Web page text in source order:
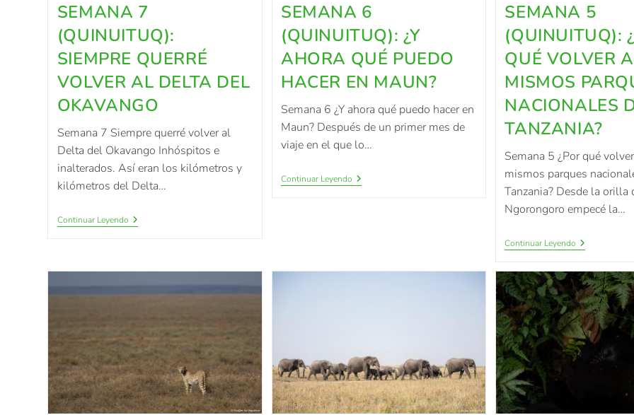
SEMANA 7
(QUINUITUQ):
SIEMPRE QUERRÉ
VOLVER AL DELTA DEL
OKAVANGO
Semana 7 Siempre querré volver al
Delta del Okavango Inhóspitos e
inalterados. Así eran los kilómetros y
kilómetros del Delta…
Continuar Leyendo
SEMANA 6
(QUINUITUQ): ¿Y
AHORA QUÉ PUEDO
HACER EN MAUN?
Semana 6 ¿Y ahora qué puedo hacer en
Maun? Después de un primer mes de
viaje en el que lo…
Continuar Leyendo
SEMANA 5
(QUINUITUQ):
QUÉ VOLVER
MISMOS
NACIONALES
TANZANIA?
Semana 5 ¿Por qué
mismos parques
Tanzania? Desde la orilla
Ngorongoro empecé la…
Continuar Leyendo